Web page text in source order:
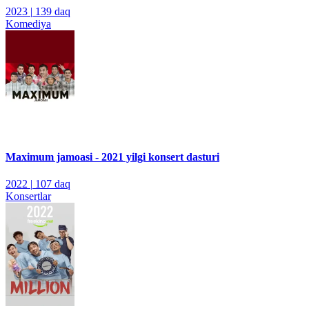
2023 | 139 daq
Komediya
Maximum jamoasi - 2021 yilgi konsert dasturi
2022 | 107 daq
Konsertlar